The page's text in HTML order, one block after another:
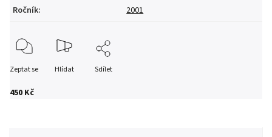
450 Kč
Ročník: 2001
Zeptat se Hlídat Sdílet